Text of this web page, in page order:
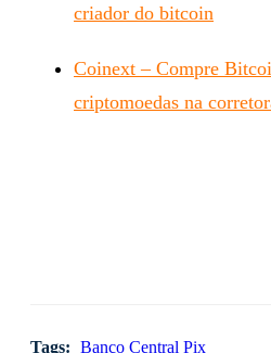
criador do bitcoin
Coinext – Compre
criptomoedas na
Tags: Banco Central Pix